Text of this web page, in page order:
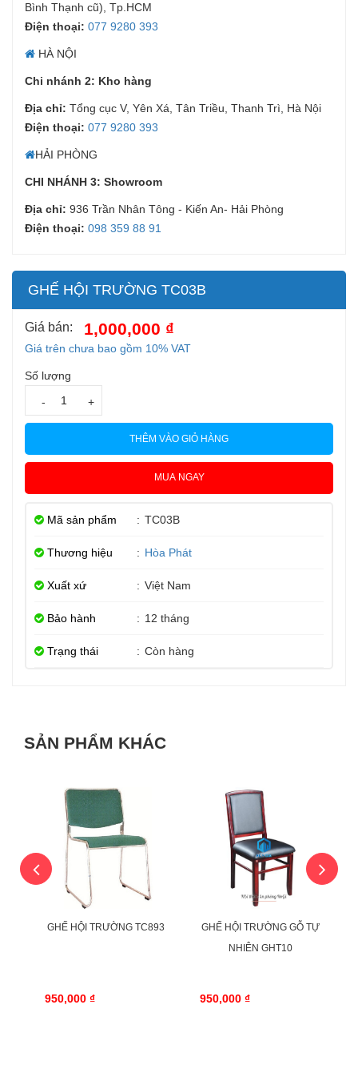
Bình Thạnh cũ), Tp.HCM
Điện thoại: 077 9280 393
HÀ NỘI
Chi nhánh 2: Kho hàng
Địa chỉ: Tổng cục V, Yên Xá, Tân Triều, Thanh Trì, Hà Nội
Điện thoại: 077 9280 393
HẢI PHÒNG
CHI NHÁNH 3: Showroom
Địa chỉ: 936 Trần Nhân Tông - Kiến An- Hải Phòng
Điện thoại: 098 359 88 91
GHẾ HỘI TRƯỜNG TC03B
Giá bán: 1,000,000 ₫
Giá trên chưa bao gồm 10% VAT
Số lượng
- +
THÊM VÀO GIỎ HÀNG
MUA NGAY
Mã sản phẩm : TC03B
Thương hiệu : Hòa Phát
Xuất xứ : Việt Nam
Bảo hành : 12 tháng
Trạng thái : Còn hàng
SẢN PHẨM KHÁC
GHẾ HỘI TRƯỜNG TC893
950,000 ₫
GHẾ HỘI TRƯỜNG GỖ TỰ
NHIÊN GHT10
950,000 ₫